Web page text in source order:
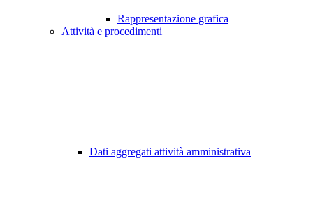
Rappresentazione grafica
Attività e procedimenti
Dati aggregati attività amministrativa